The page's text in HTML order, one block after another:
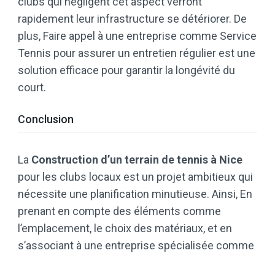
rapidement leur infrastructure se détériorer. De
plus, Faire appel à une entreprise comme Service
Tennis pour assurer un entretien régulier est une
solution efficace pour garantir la longévité du
court.
Conclusion
La Construction d’un terrain de tennis à Nice
pour les clubs locaux est un projet ambitieux qui
nécessite une planification minutieuse. Ainsi, En
prenant en compte des éléments comme
l’emplacement, le choix des matériaux, et en
s’associant à une entreprise spécialisée comme